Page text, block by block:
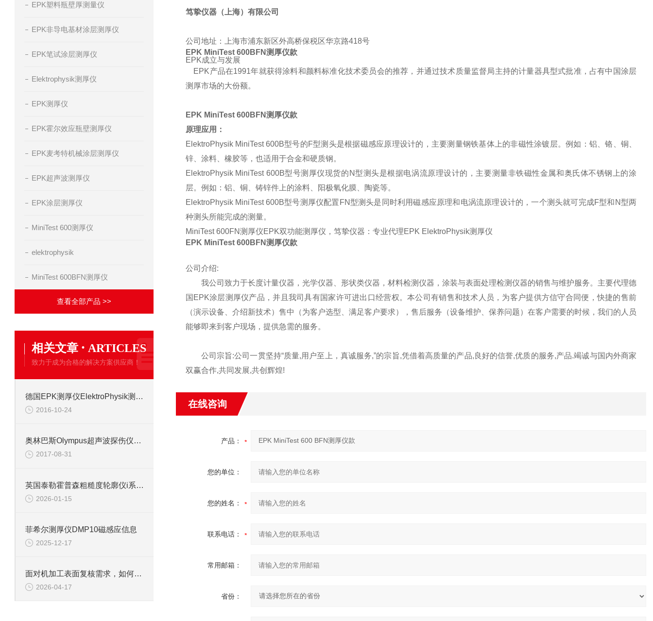
EPK塑料瓶壁厚测量仪
EPK非导电基材涂层测厚仪
EPK笔试涂层测厚仪
Elektrophysik测厚仪
EPK测厚仪
EPK霍尔效应瓶壁测厚仪
EPK麦考特机械涂层测厚仪
EPK超声波测厚仪
EPK涂层测厚仪
MiniTest 600测厚仪
elektrophysik
MiniTest 600BFN测厚仪
查看全部产品 >>
相关文章 · ARTICLES
致力于成为合格的解决方案供应商！
德国EPK测厚仪ElektroPhysik测厚仪型号介绍
2016-10-24
奥林巴斯Olympus超声波探伤仪技术优势
2017-08-31
英国泰勒霍普森粗糙度轮廓仪i系列信息
2026-01-15
菲希尔测厚仪DMP10磁感应信息
2025-12-17
面对机加工表面复核需求，如何用MARSURF PS10开展现场评估
2026-04-17
笃挚仪器（上海）有限公司
公司地址：上海市浦东新区外高桥保税区华京路418号
EPK MiniTest 600BFN测厚仪款
EPK成立与发展
EPK产品在1991年就获得涂料和颜料标准化技术委员会的推荐，并通过技术质量监督局主持的计量器具型式批准，占有中国涂层
测厚市场的大份额。
EPK MiniTest 600BFN测厚仪款
原理应用：
ElektroPhysik MiniTest 600B型号的F型测头是根据磁感应原理设计的，主要测量钢铁基体上的非磁性涂镀层。例如：铝、铬、铜、
锌、涂料、橡胶等，也适用于合金和硬质钢。
ElektroPhysik MiniTest 600B型号测厚仪现货的 N型测头是根据电涡流原理设计的，主要测量非铁磁性金属和奥氏体不锈钢上的涂
层。例如：铝、铜、铸锌件上的涂料、阳极氧化膜、陶瓷等。
ElektroPhysik MiniTest 600B型号测厚仪配置 FN型测头是同时利用磁感应原理和电涡流原理设计的，一个测头就可完成F型和N型两
种测头所能完成的测量。
MiniTest 600FN测厚仪EPK双功能测厚仪 ，笃挚仪器：专业代理EPK ElektroPhysik测厚仪
EPK MiniTest 600BFN测厚仪款
公司介绍:
我公司致力于长度计量仪器，光学仪器、形状类仪器，材料检测仪器，涂装与表面处理检测仪器的销售与维护服务。主要代理德
国EPK涂层测厚仪产品，并且我司具有国家许可进出口经营权。本公司有销售和技术人员，为客户提供方信守合同便，快捷的售前
（演示设备、介绍新技术）售中（为客户选型、满足客户要求），售后服务（设备维护、保养问题）在客户需要的时候，我们的人员
能够即来到客户现场，提供急需的服务。
公司宗旨:公司一贯坚持“质量,用户至上 ， 真诚服务,”的宗旨,凭借着高质量的产品,良好的信誉,优质的服务,产品.竭诚与国内外商家
双赢合作,共同发展,共创辉煌!
在线咨询
产品：
您的单位：
您的姓名：
联系电话：
常用邮箱：
省份：